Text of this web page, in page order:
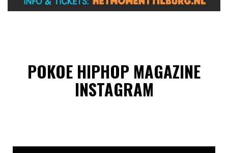
POKOE HIPHOP MAGAZINE
INSTAGRAM